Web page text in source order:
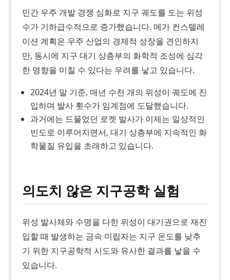
민간 우주 개발 경쟁 심화로 지구 궤도를 도는 위성
수가 기하급수적으로 증가했습니다. 메가 컨스텔레
이션 계획은 우주 산업의 경제적 성장을 견인하지
만, 동시에 지구 대기 상층부의 화학적 조성에 심각
한 영향을 미칠 수 있다는 우려를 낳고 있습니다.
2024년 말 기준, 매년 수천 개의 위성이 궤도에 진
입하며 발사 횟수가 임계점에 도달했습니다.
과거에는 드물었던 로켓 발사가 이제는 일상적인
빈도로 이루어지면서, 대기 상층부에 지속적인 화
학물질 유입을 초래하고 있습니다.
의도치 않은 지구공학 실험
위성 발사체와 수명을 다한 위성이 대기권으로 재진
입할 때 발생하는 금속 미립자는 지구 온도를 낮추
기 위한 지구공학적 시도와 유사한 결과를 낳을 수
있습니다.